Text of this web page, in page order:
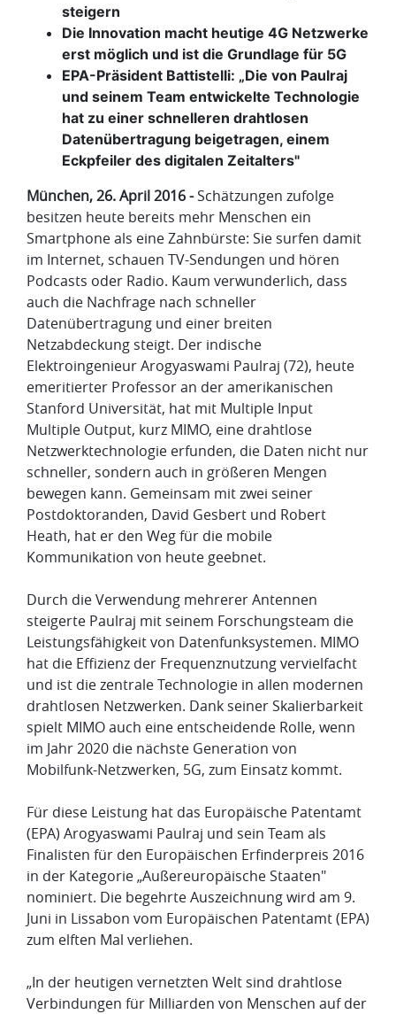
steigern
Die Innovation macht heutige 4G Netzwerke
erst möglich und ist die Grundlage für 5G
EPA-Präsident Battistelli: „Die von Paulraj
und seinem Team entwickelte Technologie
hat zu einer schnelleren drahtlosen
Datenübertragung beigetragen, einem
Eckpfeiler des digitalen Zeitalters"
München, 26. April 2016 -Schätzungen zufolge
besitzen heute bereits mehr Menschen ein
Smartphone als eine Zahnbürste: Sie surfen damit
im Internet, schauen TV-Sendungen und hören
Podcasts oder Radio. Kaum verwunderlich, dass
auch die Nachfrage nach schneller
Datenübertragung und einer breiten
Netzabdeckung steigt. Der indische
Elektroingenieur Arogyaswami Paulraj (72), heute
emeritierter Professor an der amerikanischen
Stanford Universität, hat mit Multiple Input
Multiple Output, kurz MIMO, eine drahtlose
Netzwerktechnologie erfunden, die Daten nicht nur
schneller, sondern auch in größeren Mengen
bewegen kann. Gemeinsam mit zwei seiner
Postdoktoranden, David Gesbert und Robert
Heath, hat er den Weg für die mobile
Kommunikation von heute geebnet.
Durch die Verwendung mehrerer Antennen
steigerte Paulraj mit seinem Forschungsteam die
Leistungsfähigkeit von Datenfunksystemen. MIMO
hat die Effizienz der Frequenznutzung vervielfacht
und ist die zentrale Technologie in allen modernen
drahtlosen Netzwerken. Dank seiner Skalierbarkeit
spielt MIMO auch eine entscheidende Rolle, wenn
im Jahr 2020 die nächste Generation von
Mobilfunk-Netzwerken, 5G, zum Einsatz kommt.
Für diese Leistung hat das Europäische Patentamt
(EPA) Arogyaswami Paulraj und sein Team als
Finalisten für den Europäischen Erfinderpreis 2016
in der Kategorie „Außereuropäische Staaten"
nominiert. Die begehrte Auszeichnung wird am 9.
Juni in Lissabon vom Europäischen Patentamt (EPA)
zum elften Mal verliehen.
„In der heutigen vernetzten Welt sind drahtlose
Verbindungen für Milliarden von Menschen auf der